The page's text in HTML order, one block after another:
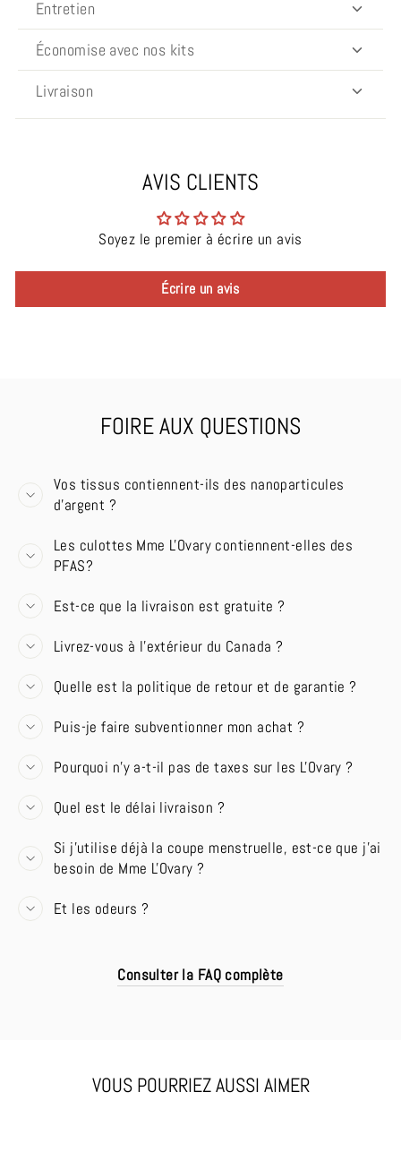
Entretien
Économise avec nos kits
Livraison
AVIS CLIENTS
Soyez le premier à écrire un avis
Écrire un avis
FOIRE AUX QUESTIONS
Vos tissus contiennent-ils des nanoparticules
d'argent ?
Les culottes Mme L'Ovary contiennent-elles des
PFAS?
Est-ce que la livraison est gratuite ?
Livrez-vous à l'extérieur du Canada ?
Quelle est la politique de retour et de garantie ?
Puis-je faire subventionner mon achat ?
Pourquoi n'y a-t-il pas de taxes sur les L'Ovary ?
Quel est le délai livraison ?
Si j'utilise déjà la coupe menstruelle, est-ce que j'ai
besoin de Mme L'Ovary ?
Et les odeurs ?
Consulter la FAQ complète
VOUS POURRIEZ AUSSI AIMER